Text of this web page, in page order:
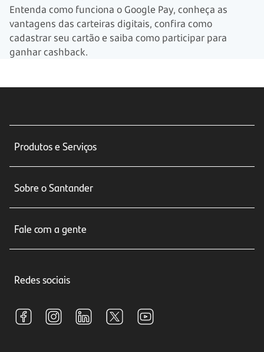
Entenda como funciona o Google Pay, conheça as
vantagens das carteiras digitais, confira como
cadastrar seu cartão e saiba como participar para
ganhar cashback.
Produtos e Serviços
Seguros
Crédito e Financiamentos
Investimentos
Sobre o Santander
Relações com Investidores
Fale com a gente
Central de Renegociação
S.A.C
Redes sociais